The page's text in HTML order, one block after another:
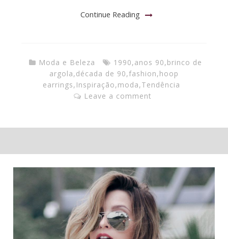
Continue Reading
Moda e Beleza 1990,anos 90,brinco de
argola,década de 90,fashion,hoop
earrings, Inspiração,moda,Tendência
Leave a comment